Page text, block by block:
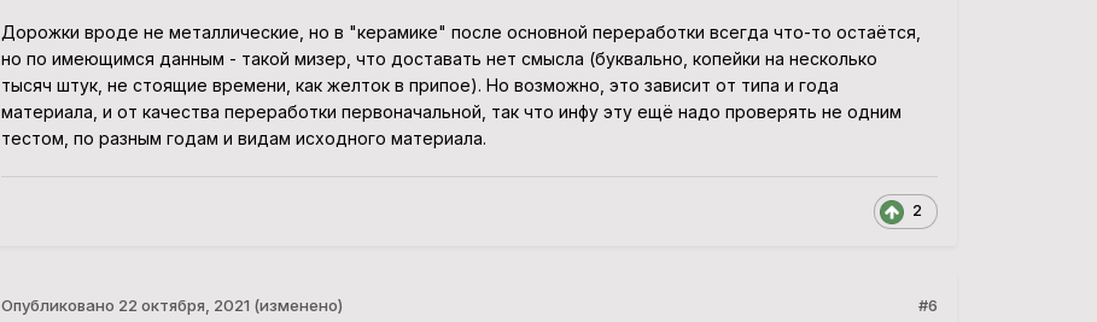
Дорожки вроде не металлические, но в "керамике" после основной переработки всегда что-то остаётся,
но по имеющимся данным - такой мизер, что доставать нет смысла (буквально, копейки на несколько
тысяч штук, не стоящие времени, как желток в припое). Но возможно, это зависит от типа и года
материала, и от качества переработки первоначальной, так что инфу эту ещё надо проверять не одним
тестом, по разным годам и видам исходного материала.
2
#6
Опубликовано 22 октября, 2021 (изменено)